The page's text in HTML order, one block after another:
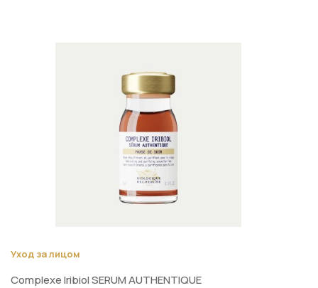
Уход за лицом
Complexe Iribiol SERUM AUTHENTIQUE